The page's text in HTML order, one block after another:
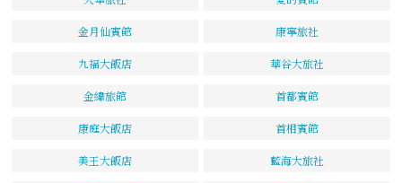
金月仙賓館 康寧旅社
九福大飯店 華谷大旅社
金緯旅館 首都賓館
康庭大飯店 首相賓館
美王大飯店 藍海大旅社